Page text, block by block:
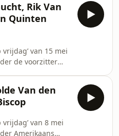
Heynderickx
politieke
Bouteca
het over de
het VRT-
van Vlaanderen'.
Rik Van
Quinten
vrijdag’ van 15 mei
de voorzitter
en
Jacobs. Ze
werking van de
Van den
vrijdag’ van 8 mei
Amerikaans